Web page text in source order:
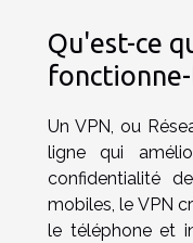
Qu'est-ce
Un VPN, ou
ligne qui
confidentialité
mobiles, le VPN
le téléphone et